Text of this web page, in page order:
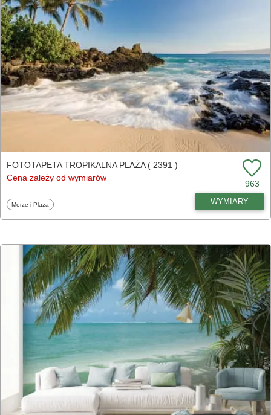
FOTOTAPETA TROPIKALNA PLAŻA ( 2391 )
Cena zależy od wymiarów
963
Fototapety
Morze i Plaża WYMIARY